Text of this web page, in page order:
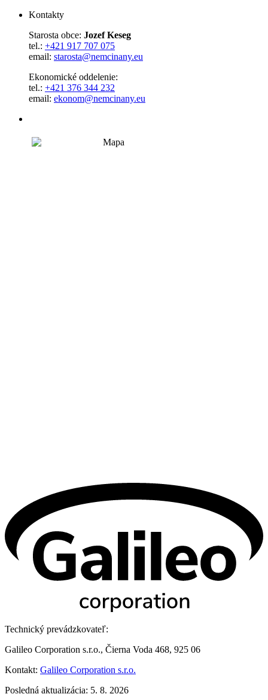
Kontakty
Starosta obce: Jozef Keseg
tel.: +421 917 707 075
email: starosta@nemcinany.eu
Ekonomické oddelenie:
tel.: +421 376 344 232
email: ekonom@nemcinany.eu
Technický prevádzkovateľ:
Galileo Corporation s.r.o., Čierna Voda 468, 925 06
Kontakt: Galileo Corporation s.r.o.
Posledná aktualizácia: 5. 8. 2026